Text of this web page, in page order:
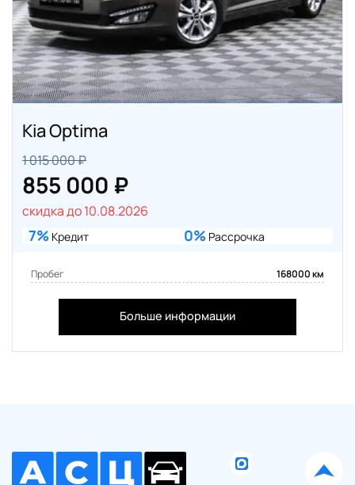
Kia Optima
1 015 000 ₽
855 000 ₽
скидка до 10.08.2026
7% Кредит 0% Рассрочка
Пробег 168000 км
Больше информации